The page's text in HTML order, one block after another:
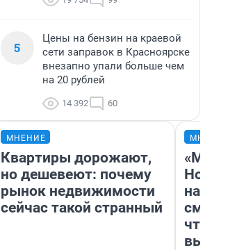
5
Цены на бензин на краевой
сети заправок в Красноярске
внезапно упали больше чем
на 20 рублей
14 392 60
МНЕНИЕ
Квартиры дорожают,
но дешевеют: почему
рынок недвижимости
сейчас такой странный
«Мы